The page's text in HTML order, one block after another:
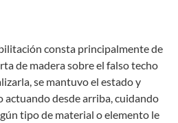
consta principalmente de
de madera sobre el falso techo
se mantuvo el estado y
actuando desde arriba, cuidando
tipo de material o elemento le